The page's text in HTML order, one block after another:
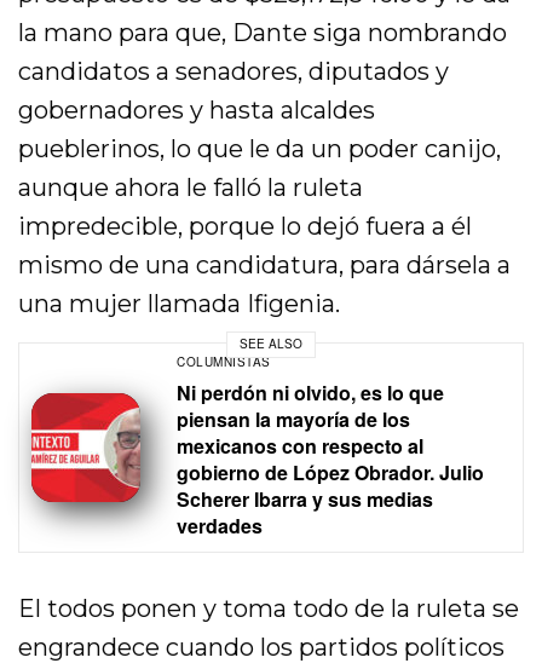
la mano para que, Dante siga nombrando
candidatos a senadores, diputados y
gobernadores y hasta alcaldes
pueblerinos, lo que le da un poder canijo,
aunque ahora le falló la ruleta
impredecible, porque lo dejó fuera a él
mismo de una candidatura, para dársela a
una mujer llamada Ifigenia.
SEE ALSO
COLUMNISTAS
Ni perdón ni olvido, es lo que
piensan la mayoría de los
mexicanos con respecto al
gobierno de López Obrador. Julio
Scherer Ibarra y sus medias
verdades
El todos ponen y toma todo de la ruleta se
engrandece cuando los partidos políticos